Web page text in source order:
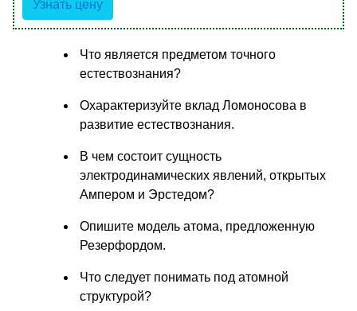
Узнать цену
Что является предметом точного
естествознания?
Охарактеризуйте вклад Ломоносова в
развитие естествознания.
В чем состоит сущность
электродинамических явлений, открытых
Ампером и Эрстедом?
Опишите модель атома, предложенную
Резерфордом.
Что следует понимать под атомной
структурой?